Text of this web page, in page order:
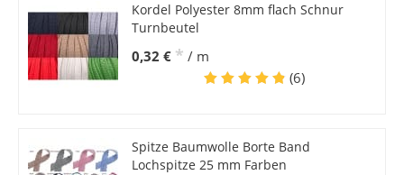
Kordel Polyester 8mm flach Schnur
Turnbeutel
0,32 € * / m
(6)
Spitze Baumwolle Borte Band
Lochspitze 25 mm Farben